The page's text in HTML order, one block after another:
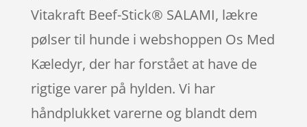
Vitakraft Beef-Stick® SALAMI, lækre
pølser til hunde i webshoppen Os Med
Kæledyr, der har forstået at have de
rigtige varer på hylden. Vi har
håndplukket varerne og blandt dem